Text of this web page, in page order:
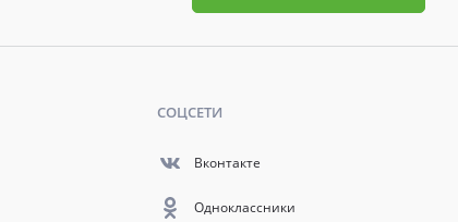
СОЦСЕТИ
Вконтакте
Одноклассники